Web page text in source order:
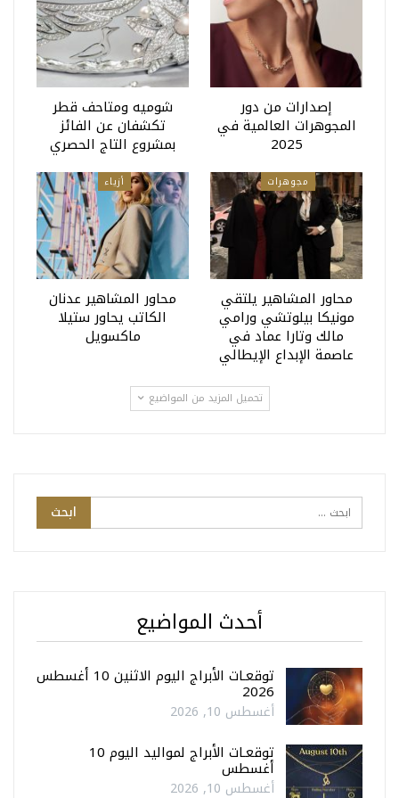
إصدارات من دور
المجوهرات العالمية في
2025
شوميه ومتاحف قطر
تكشفان عن الفائز
بمشروع التاج الحصري
مجوهرات
محاور المشاهير يلتقي
مونيكا بيلوتشي ورامي
مالك وتارا عماد في
عاصمة الإبداع الإيطالي
أزياء
محاور المشاهير عدنان
الكاتب يحاور ستيلا
ماكسويل
تحميل المزيد من المواضيع
أحدث المواضيع
توقعـات الأبراج اليوم الاثنين 10 أغسطس
2026
أغسطس 10, 2026
توقعـات الأبراج لمواليد اليوم 10
أغسطس
أغسطس 10, 2026